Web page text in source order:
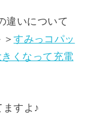
違いについて
＞すみっコパッ
くなって充電
すよ♪